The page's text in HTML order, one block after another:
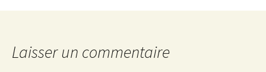
des
articles
Laisser un commentaire